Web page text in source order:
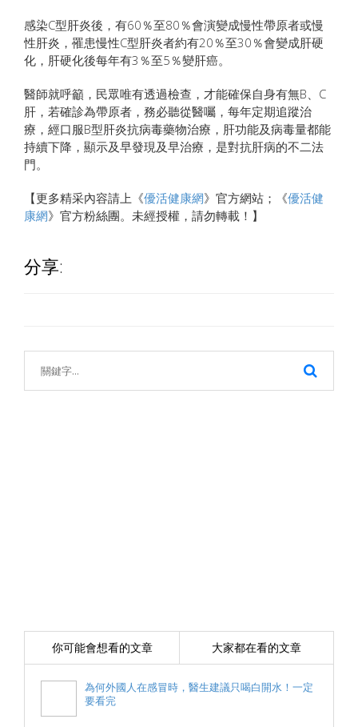
感染C型肝炎後，有60％至80％會演變成慢性帶原者或慢
性肝炎，罹患慢性C型肝炎者約有20％至30％會變成肝硬
化，肝硬化後每年有3％至5％變肝癌。
醫師就呼籲，民眾唯有透過檢查，才能確保自身有無B、C
肝，若確診為帶原者，務必聽從醫囑，每年定期追蹤治
療，經口服B型肝炎抗病毒藥物治療，肝功能及病毒量都能
持續下降，顯示及早發現及早治療，是對抗肝病的不二法
門。
【更多精采內容請上《優活健康網》官方網站；《優活健
康網》官方粉絲團。未經授權，請勿轉載！】
分享:
你可能會想看的文章 大家都在看的文章
為何外國人在感冒時，醫生建議只喝白開水！一定
要看完